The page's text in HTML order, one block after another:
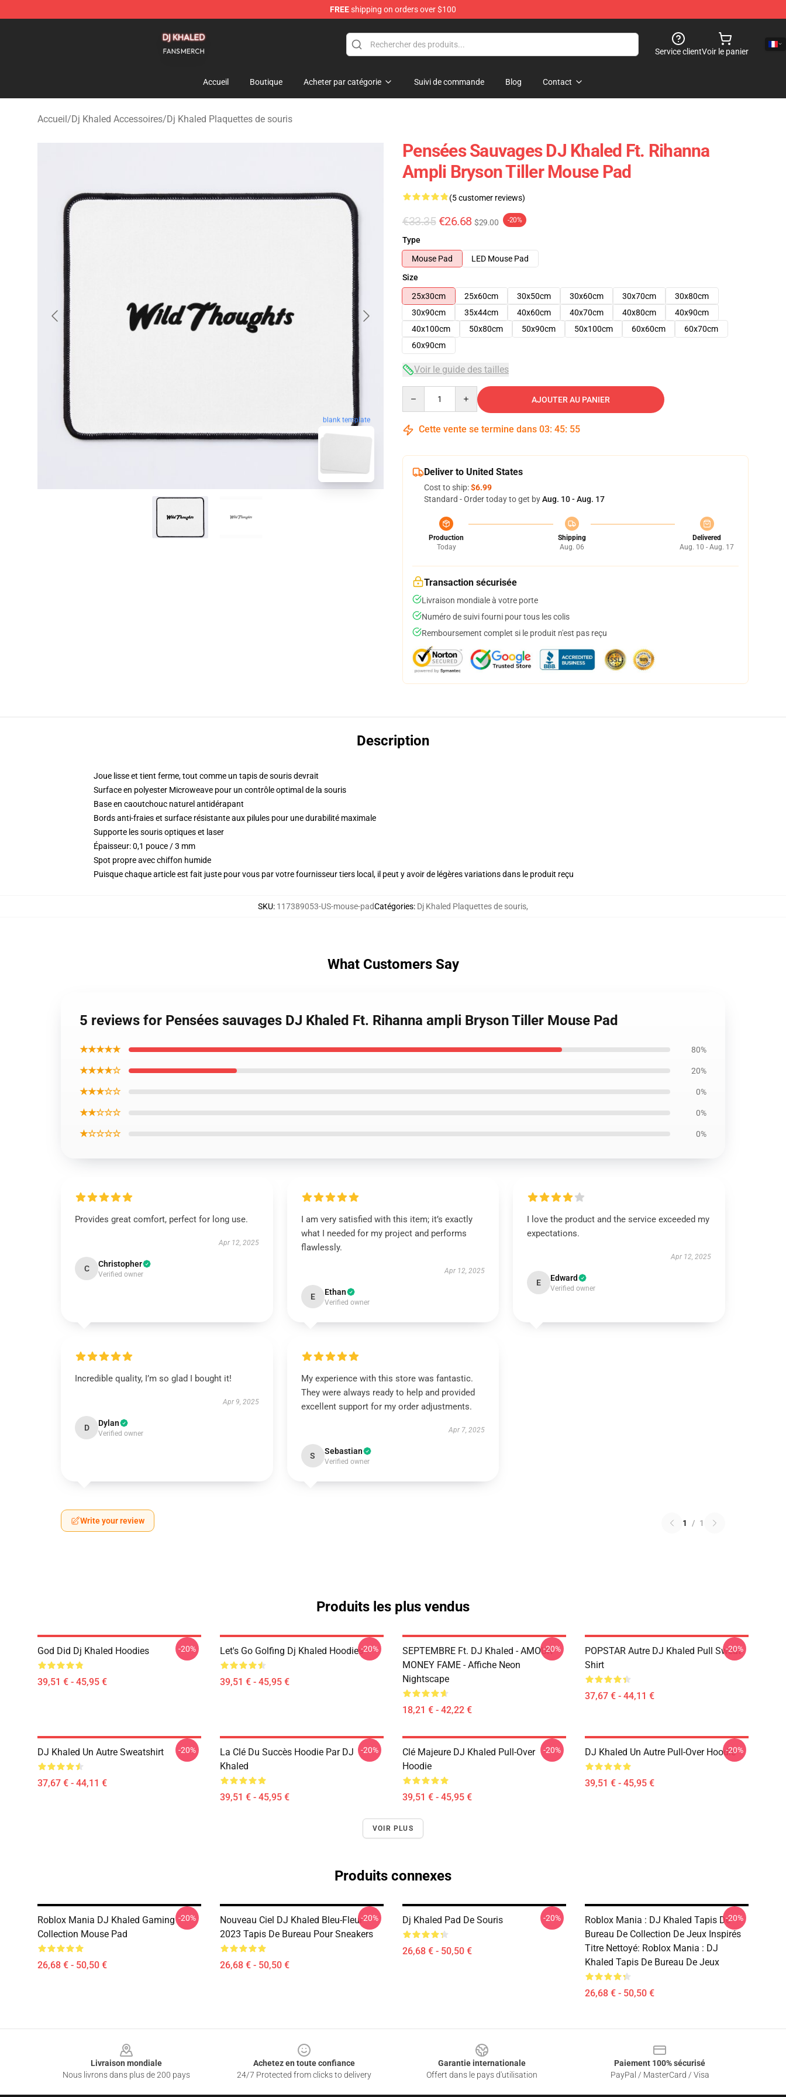
FREEshipping on orders over $100
Service clientVoir le panier
Accueil Boutique Acheter par catégorie Suivi de commande Blog Contact
Accueil/Dj Khaled Accessoires/Dj Khaled Plaquettes de souris
blank template
Pensées Sauvages DJ Khaled Ft. Rihanna
Ampli Bryson Tiller Mouse Pad
(5 customer reviews)
€33.35 €26.68 $29.00 -20%
Type
Mouse Pad
LED Mouse Pad
Size
25x30cm
25x60cm 30x50cm 30x60cm 30x70cm
30x80cm
30x90cm
35x44cm 40x60cm 40x70cm 40x80cm
40x90cm
40x100cm
50x80cm 50x90cm 50x100cm 60x60cm
60x70cm
60x90cm
Voir le guide des tailles
AJOUTER AU PANIER
Cette vente se termine dans 03: 45: 54
Deliver to United States
Cost to ship:$6.99
Standard - Order today to get byAug. 10 - Aug. 17
Production
Today
Shipping
Aug. 06
Delivered
Aug. 10 - Aug. 17
Transaction sécurisée
Livraison mondiale à votre porte
Numéro de suivi fourni pour tous les colis
Remboursement complet si le produit n'est pas reçu
Description
Joue lisse et tient ferme, tout comme un tapis de souris devrait
Surface en polyester Microweave pour un contrôle optimal de la souris
Base en caoutchouc naturel antidérapant
Bords anti-fraies et surface résistante aux pilules pour une durabilité maximale
Supporte les souris optiques et laser
Épaisseur: 0,1 pouce / 3 mm
Spot propre avec chiffon humide
Puisque chaque article est fait juste pour vous par votre fournisseur tiers local, il peut y avoir de légères variations dans le produit reçu
SKU: 117389053-US-mouse-padCatégories: Dj Khaled Plaquettes de souris,
What Customers Say
5 reviews for Pensées sauvages DJ Khaled Ft. Rihanna ampli Bryson Tiller Mouse Pad
★★★★★ 80%
★★★★☆ 20%
★★★☆☆ 0%
★★☆☆☆ 0%
★☆☆☆☆ 0%
Provides great comfort, perfect for long use.
Apr 12, 2025
C Christopher
Verified owner
I am very satisfied with this item; it’s exactly
what I needed for my project and performs
flawlessly.
Apr 12, 2025
E Ethan
Verified owner
I love the product and the service exceeded my
expectations.
Apr 12, 2025
E Edward
Verified owner
Incredible quality, I’m so glad I bought it!
Apr 9, 2025
D Dylan
Verified owner
My experience with this store was fantastic.
They were always ready to help and provided
excellent support for my order adjustments.
Apr 7, 2025
S Sebastian
Verified owner
Write your review 1 / 1
Produits les plus vendus
God Did Dj Khaled Hoodies
39,51 € - 45,95 €
-20% Let's Go Golfing Dj Khaled Hoodies
39,51 € - 45,95 €
-20%
SEPTEMBRE Ft. DJ Khaled - AMOUR
MONEY FAME - Affiche Neon
Nightscape
18,21 € - 42,22 €
-20%
POPSTAR Autre DJ Khaled Pull Sweat-
Shirt
37,67 € - 44,11 €
-20%
DJ Khaled Un Autre Sweatshirt
37,67 € - 44,11 €
-20%
La Clé Du Succès Hoodie Par DJ
Khaled
39,51 € - 45,95 €
-20%
Clé Majeure DJ Khaled Pull-Over
Hoodie
39,51 € - 45,95 €
-20% DJ Khaled Un Autre Pull-Over Hoodie
39,51 € - 45,95 €
-20%
VOIR PLUS
Produits connexes
Roblox Mania DJ Khaled Gaming
Collection Mouse Pad
26,68 € - 50,50 €
-20%
Nouveau Ciel DJ Khaled Bleu-Fleur
2023 Tapis De Bureau Pour Sneakers
26,68 € - 50,50 €
-20% Dj Khaled Pad De Souris
26,68 € - 50,50 €
-20%
Roblox Mania : DJ Khaled Tapis De
Bureau De Collection De Jeux Inspirés
Titre Nettoyé: Roblox Mania : DJ
Khaled Tapis De Bureau De Jeux
26,68 € - 50,50 €
-20%
Livraison mondiale
Nous livrons dans plus de 200 pays
Achetez en toute confiance
24/7 Protected from clicks to delivery
Garantie internationale
Offert dans le pays d'utilisation
Paiement 100% sécurisé
PayPal / MasterCard / Visa